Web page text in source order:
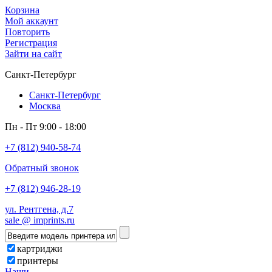
Корзина
Мой аккаунт
Повторить
Регистрация
Зайти на сайт
Санкт-Петербург
Санкт-Петербург
Москва
Пн - Пт 9:00 - 18:00
+7 (812) 940-58-74
Обратный звонок
+7 (812) 946-28-19
ул. Рентгена, д.7
sale @ imprints.ru
картриджи
принтеры